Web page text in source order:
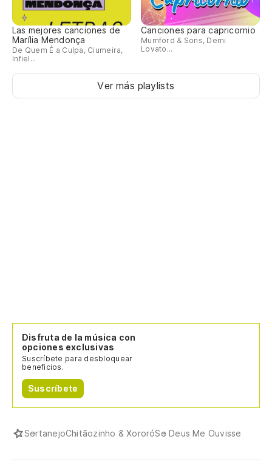
Las mejores canciones de
Marília Mendonça
De Quem É a Culpa, Ciumeira,
Infiel...
Canciones para capricornio
Mumford & Sons, Demi
Lovato...
Ver más playlists
Disfruta de la música con
opciones exclusivas
Suscríbete para desbloquear
beneficios.
Suscríbete
SertanejoChitãozinho & XororóSe Deus Me Ouvisse